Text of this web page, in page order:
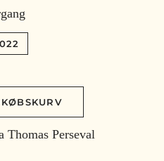
Thomas Perseval